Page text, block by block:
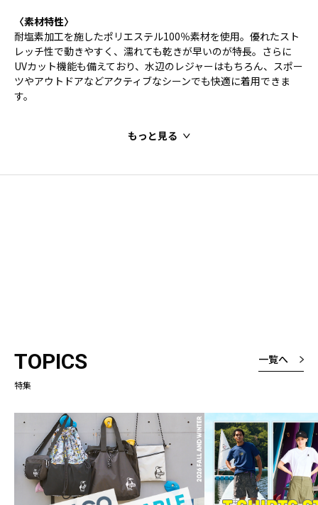
〈素材特性〉
耐塩素加工を施したポリエステル100％素材を使用。優れたスト
レッチ性で動きやすく、濡れても乾きが早いのが特長。さらに
UVカット機能も備えており、水辺のレジャーはもちろん、スポー
ツやアウトドアなどアクティブなシーンでも快適に着用できま
す。
もっと見る
TOPICS
特集
一覧へ